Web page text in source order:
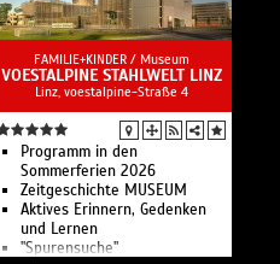
FAMILIE+KINDER / Museum
VOESTALPINE STAHLWELT LINZ
Linz, voestalpine-Straße 4
Programm in den
Sommerferien 2026
Zeitgeschichte MUSEUM
Aktives Erinnern, Gedenken
und Lernen
"Spurensuche"